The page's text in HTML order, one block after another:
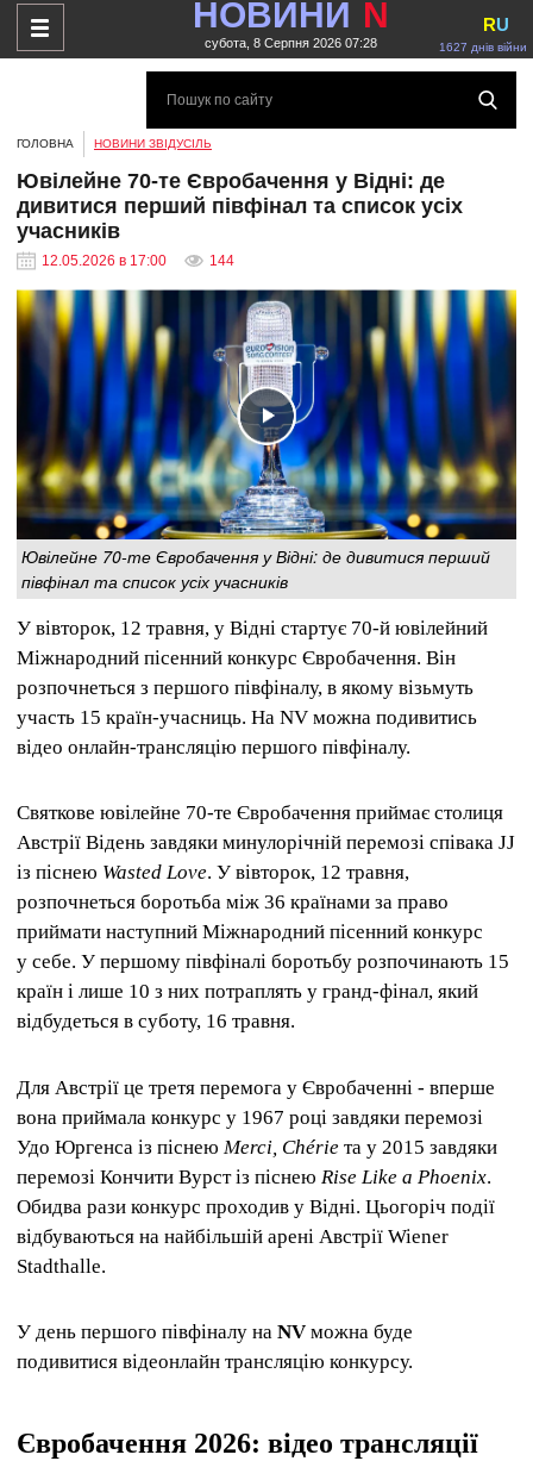
НОВИНИ N
субота, 8 Серпня 2026 07:28 1627 днів війни
RU
ГОЛОВНА НОВИНИ ЗВІДУСІЛЬ
Ювілейне 70-те Євробачення у Відні: де
дивитися перший півфінал та список усіх
учасників
12.05.2026 в 17:00 144
Ювілейне 70-те Євробачення у Відні: де дивитися перший
півфінал та список усіх учасників
У вівторок, 12 травня, у Відні стартує 70-й ювілейний
Міжнародний пісенний конкурс Євробачення. Він
розпочнеться з першого півфіналу, в якому візьмуть
участь 15 країн-учасниць. На NV можна подивитись
відео онлайн-трансляцію першого півфіналу.
Святкове ювілейне 70-те Євробачення приймає столиця
Австрії Відень завдяки минулорічній перемозі співака JJ
із піснею Wasted Love. У вівторок, 12 травня,
розпочнеться боротьба між 36 країнами за право
приймати наступний Міжнародний пісенний конкурс
у себе. У першому півфіналі боротьбу розпочинають 15
країн і лише 10 з них потраплять у гранд-фінал, який
відбудеться в суботу, 16 травня.
Для Австрії це третя перемога у Євробаченні - вперше
вона приймала конкурс у 1967 році завдяки перемозі
Удо Юргенса із піснею Merci, Chérie та у 2015 завдяки
перемозі Кончити Вурст із піснею Rise Like a Phoenix.
Обидва рази конкурс проходив у Відні. Цьогоріч події
відбуваються на найбільшій арені Австрії Wiener
Stadthalle.
У день першого півфіналу на NV можна буде
подивитися відеонлайн трансляцію конкурсу.
Євробачення 2026: відео трансляції